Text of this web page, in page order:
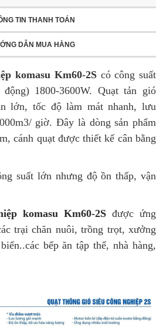
TIN THANH TOÁN
DẪN MUA HÀNG
komasu Km60-2Scó công suất
1800-3600W. Quạt tản gió
lớn, tốc độ làm mát nhanh, lưu
giờ. Đây là dòng sản phẩm
cánh quạt được thiết kế cân bằng
suất lớn nhưng độ ồn thấp, vận
komasu Km60-2S được ứng
trại chăn nuôi, trồng trọt, xưởng
bếp ăn tập thể, nhà hàng,